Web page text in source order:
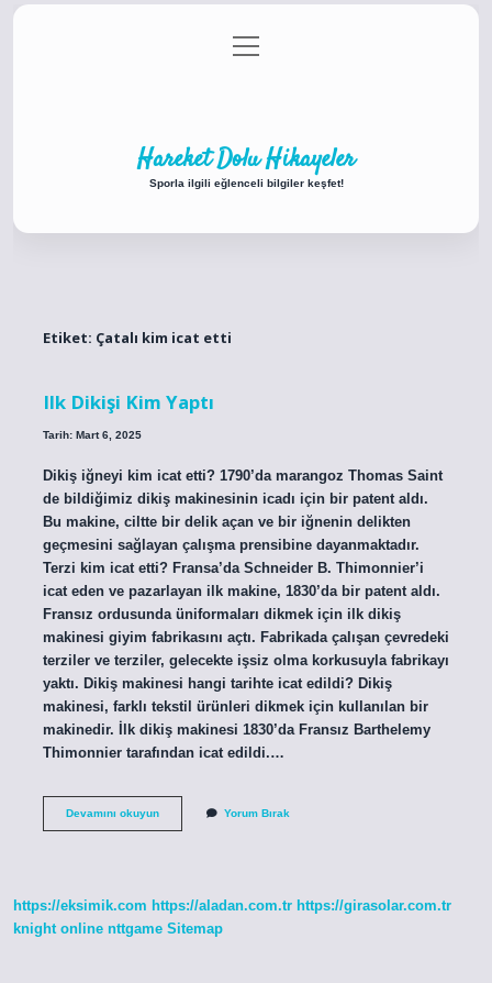
Gizlilik Politikası
menüyü
aç
Hareket Dolu Hikayeler
Sporla ilgili eğlenceli bilgiler keşfet!
Etiket: Çatalı kim icat etti
Ilk Dikişi Kim Yaptı
Tarih: Mart 6, 2025
Dikiş iğneyi kim icat etti? 1790’da marangoz Thomas Saint
de bildiğimiz dikiş makinesinin icadı için bir patent aldı.
Bu makine, ciltte bir delik açan ve bir iğnenin delikten
geçmesini sağlayan çalışma prensibine dayanmaktadır.
Terzi kim icat etti? Fransa’da Schneider B. Thimonnier’i
icat eden ve pazarlayan ilk makine, 1830’da bir patent aldı.
Fransız ordusunda üniformaları dikmek için ilk dikiş
makinesi giyim fabrikasını açtı. Fabrikada çalışan çevredeki
terziler ve terziler, gelecekte işsiz olma korkusuyla fabrikayı
yaktı. Dikiş makinesi hangi tarihte icat edildi? Dikiş
makinesi, farklı tekstil ürünleri dikmek için kullanılan bir
makinedir. İlk dikiş makinesi 1830’da Fransız Barthelemy
Thimonnier tarafından icat edildi.…
Devamını okuyunIlk
Yorum Bırak
https://eksimik.com https://aladan.com.tr https://girasolar.com.tr
knight online nttgame Sitemap